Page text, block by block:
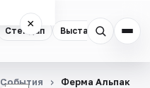
Стендап Выставки
×
События Ферма Альпак